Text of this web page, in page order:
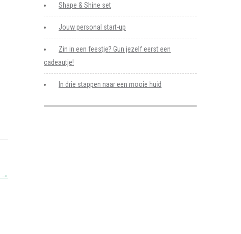
→
Shape & Shine set
Jouw personal start-up
Zin in een feestje? Gun jezelf eerst een
cadeautje!
In drie stappen naar een mooie huid